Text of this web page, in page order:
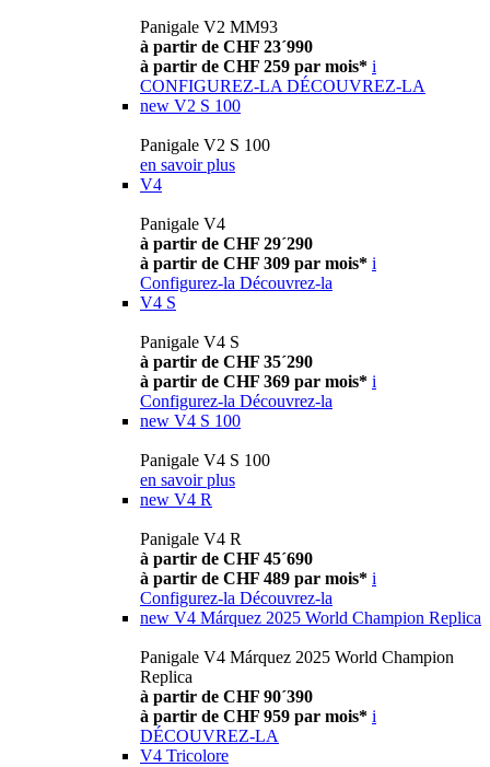
Panigale V2 MM93
à partir de CHF 23´990
à partir de CHF 259 par mois* i
CONFIGUREZ-LA DÉCOUVREZ-LA
new V2 S 100
Panigale V2 S 100
en savoir plus
V4
Panigale V4
à partir de CHF 29´290
à partir de CHF 309 par mois* i
Configurez-la Découvrez-la
V4 S
Panigale V4 S
à partir de CHF 35´290
à partir de CHF 369 par mois* i
Configurez-la Découvrez-la
new V4 S 100
Panigale V4 S 100
en savoir plus
new V4 R
Panigale V4 R
à partir de CHF 45´690
à partir de CHF 489 par mois* i
Configurez-la Découvrez-la
new V4 Márquez 2025 World Champion Replica
Panigale V4 Márquez 2025 World Champion
Replica
à partir de CHF 90´390
à partir de CHF 959 par mois* i
DÉCOUVREZ-LA
V4 Tricolore